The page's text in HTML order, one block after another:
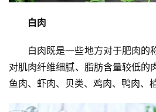
白肉
白肉既是一些地方对于肥肉的
对肌肉纤维细腻、脂肪含量较低的
鱼肉、虾肉、贝类、鸡肉、鸭肉、